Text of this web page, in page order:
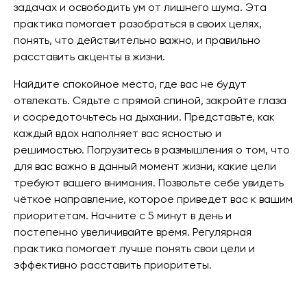
задачах и освободить ум от лишнего шума. Эта
практика помогает разобраться в своих целях,
понять, что действительно важно, и правильно
расставить акценты в жизни.
Найдите спокойное место, где вас не будут
отвлекать. Сядьте с прямой спиной, закройте глаза
и сосредоточьтесь на дыхании. Представьте, как
каждый вдох наполняет вас ясностью и
решимостью. Погрузитесь в размышления о том, что
для вас важно в данный момент жизни, какие цели
требуют вашего внимания. Позвольте себе увидеть
чёткое направление, которое приведет вас к вашим
приоритетам. Начните с 5 минут в день и
постепенно увеличивайте время. Регулярная
практика помогает лучше понять свои цели и
эффективно расставить приоритеты.